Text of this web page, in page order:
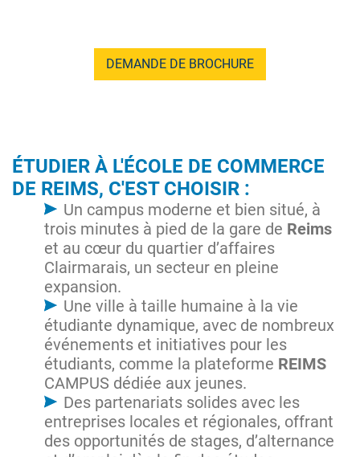
DEMANDE DE BROCHURE
ÉTUDIER À L'ÉCOLE DE COMMERCE
DE REIMS, C'EST CHOISIR :
Un campus moderne et bien situé, à
trois minutes à pied de la gare de Reims
et au cœur du quartier d’affaires
Clairmarais, un secteur en pleine
expansion.
Une ville à taille humaine à la vie
étudiante dynamique, avec de nombreux
événements et initiatives pour les
étudiants, comme la plateforme REIMS
CAMPUS dédiée aux jeunes.
Des partenariats solides avec les
entreprises locales et régionales, offrant
des opportunités de stages, d’alternance